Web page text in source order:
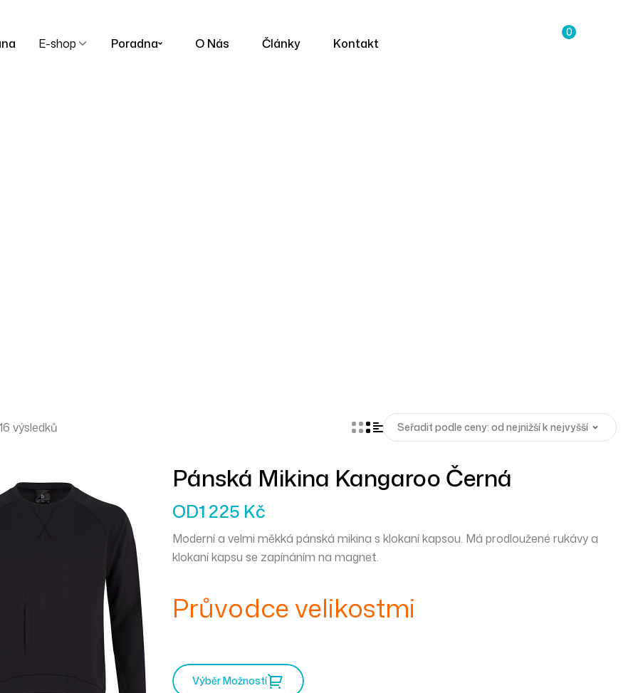
E-shop Poradna O Nás Články Kontakt
0
výsledků
Pánská Mikina Kangaroo Černá
OD1 225 Kč
Moderní a velmi měkká pánská mikina s klokaní kapsou. Má prodloužené rukávy a
klokaní kapsu se zapínáním na magnet.
Průvodce velikostmi
Výběr Možností